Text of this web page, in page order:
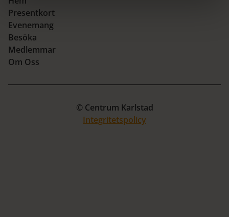
Presentkort
Evenemang
Besöka
Medlemmar
Om Oss
© Centrum Karlstad
Integritetspolicy